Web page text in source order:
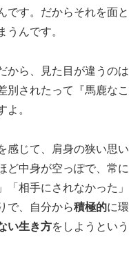
です。だからそれを面と
うんです。
から、見た目が違うのは
別されたって『馬鹿なこ
よ。
感じて、肩身の狭い思い
ど中身が空っぽで、常に
相手にされなかった」
で、自分から積極的に環
い生き方をしようという